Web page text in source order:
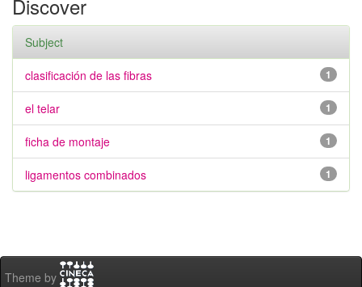
Discover
Subject
1
clasificación de las fibras
1
el telar
1
ficha de montaje
1
ligamentos combinados
Theme by